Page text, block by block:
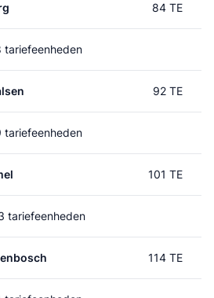
84 TE
tariefeenheden
92 TE
tariefeenheden
101 TE
tariefeenheden
114 TE